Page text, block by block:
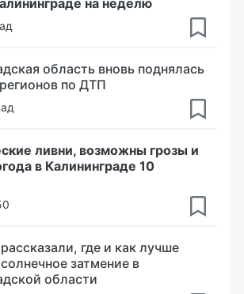
на неделю
область вновь поднялась
по ДТП
ливни, возможны грозы и
в Калининграде 10
где и как лучше
затмение в
области